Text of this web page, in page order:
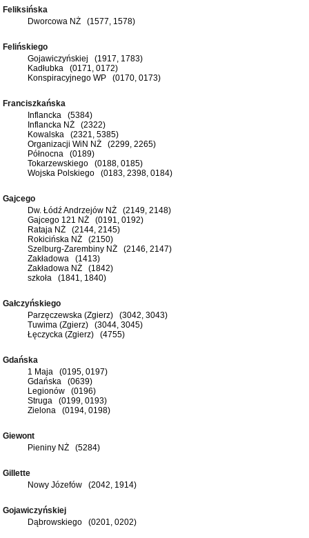
Feliksińska
Dworcowa NŻ (1577, 1578)
Felińskiego
Gojawiczyńskiej (1917, 1783)
Kadłubka (0171, 0172)
Konspiracyjnego WP (0170, 0173)
Franciszkańska
Inflancka (5384)
Inflancka NŻ (2322)
Kowalska (2321, 5385)
Organizacji WiN NŻ (2299, 2265)
Północna (0189)
Tokarzewskiego (0188, 0185)
Wojska Polskiego (0183, 2398, 0184)
Gajcego
Dw. Łódź Andrzejów NŻ (2149, 2148)
Gajcego 121 NŻ (0191, 0192)
Rataja NŻ (2144, 2145)
Rokicińska NŻ (2150)
Szelburg-Zarembiny NŻ (2146, 2147)
Zakładowa (1413)
Zakładowa NŻ (1842)
szkoła (1841, 1840)
Gałczyńskiego
Parzęczewska (Zgierz) (3042, 3043)
Tuwima (Zgierz) (3044, 3045)
Łęczycka (Zgierz) (4755)
Gdańska
1 Maja (0195, 0197)
Gdańska (0639)
Legionów (0196)
Struga (0199, 0193)
Zielona (0194, 0198)
Giewont
Pieniny NŻ (5284)
Gillette
Nowy Józefów (2042, 1914)
Gojawiczyńskiej
Dąbrowskiego (0201, 0202)